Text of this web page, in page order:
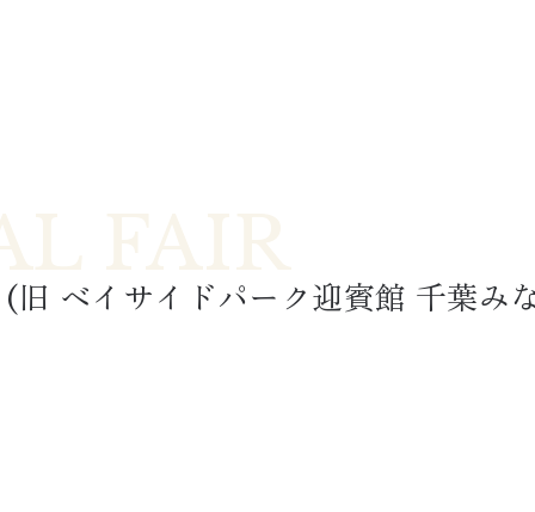
旧 ベイサイドパーク迎賓館 千葉み